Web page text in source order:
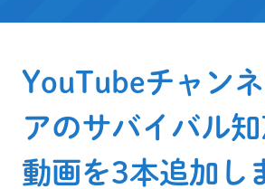
YouTubeチャン
アのサバイバル
動画を3本追加し